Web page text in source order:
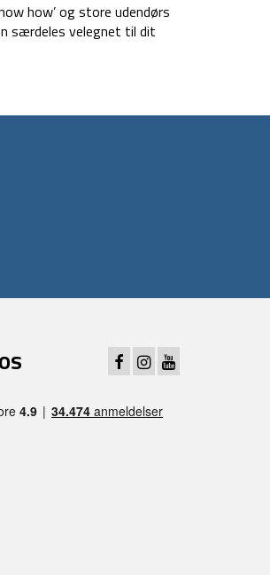
how’ og store udendørs
særdeles velegnet til dit